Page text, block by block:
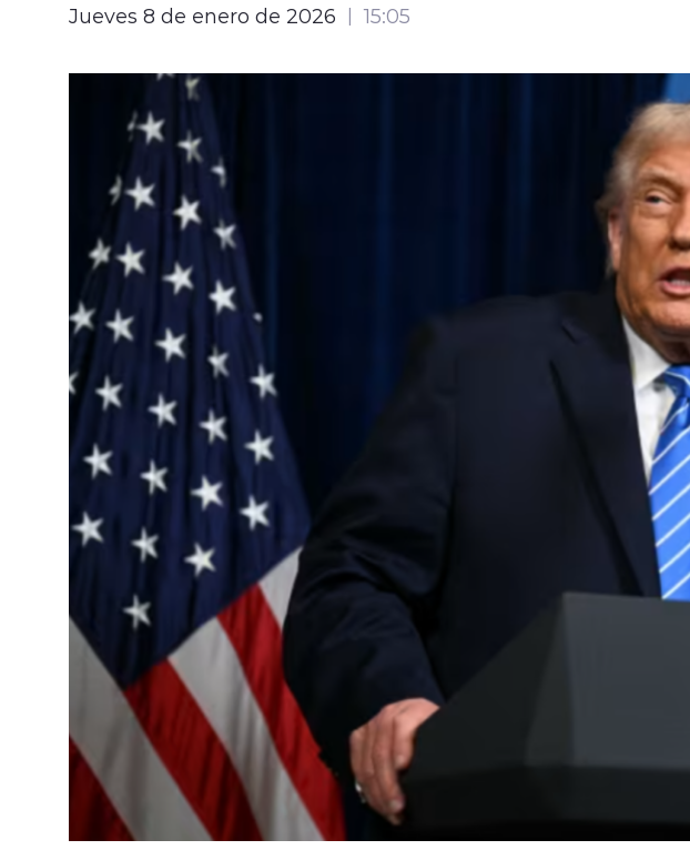
Jueves 8 de enero de 2026 15:05